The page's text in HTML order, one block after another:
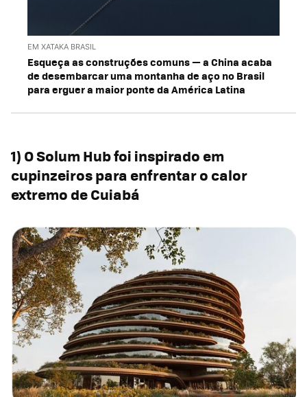
EM XATAKA BRASIL
Esqueça as construções comuns — a China acaba
de desembarcar uma montanha de aço no Brasil
para erguer a maior ponte da América Latina
1) O Solum Hub foi inspirado em
cupinzeiros para enfrentar o calor
extremo de Cuiabá